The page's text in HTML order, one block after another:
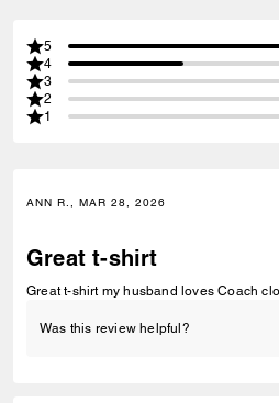
5
4
3
2
1
ANN R., MAR 28, 2026
Great t-shirt
Great t-shirt my husband loves Coach
Was this review helpful?